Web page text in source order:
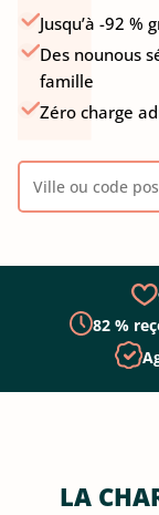
Jusqu’à -92 %
Des nounous
famille
Zéro charge
82 %
LA